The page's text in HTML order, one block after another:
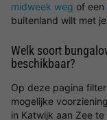
midweek weg of een
buitenland wilt met
Welk soort
beschikbaar?
Op deze pagina
mogelijke
in Katwijk aan Zee